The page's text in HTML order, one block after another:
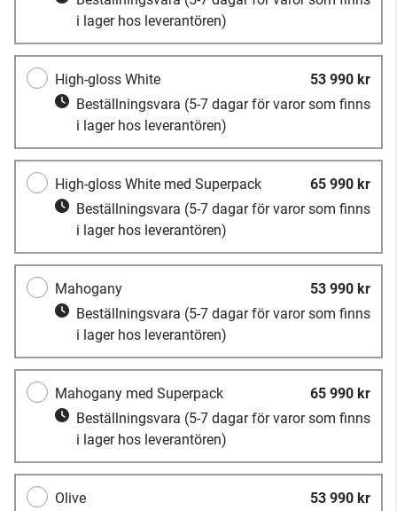
i lager hos leverantören)
High-gloss White
53 990 kr
Beställningsvara (5-7 dagar för varor som finns
i lager hos leverantören)
High-gloss White med Superpack
65 990 kr
Beställningsvara (5-7 dagar för varor som finns
i lager hos leverantören)
Mahogany
53 990 kr
Beställningsvara (5-7 dagar för varor som finns
i lager hos leverantören)
Mahogany med Superpack
65 990 kr
Beställningsvara (5-7 dagar för varor som finns
i lager hos leverantören)
Olive
53 990 kr